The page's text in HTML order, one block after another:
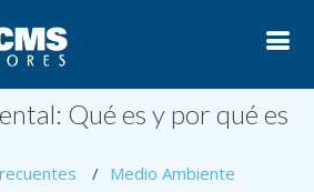
Qué es y por qué es
Medio Ambiente